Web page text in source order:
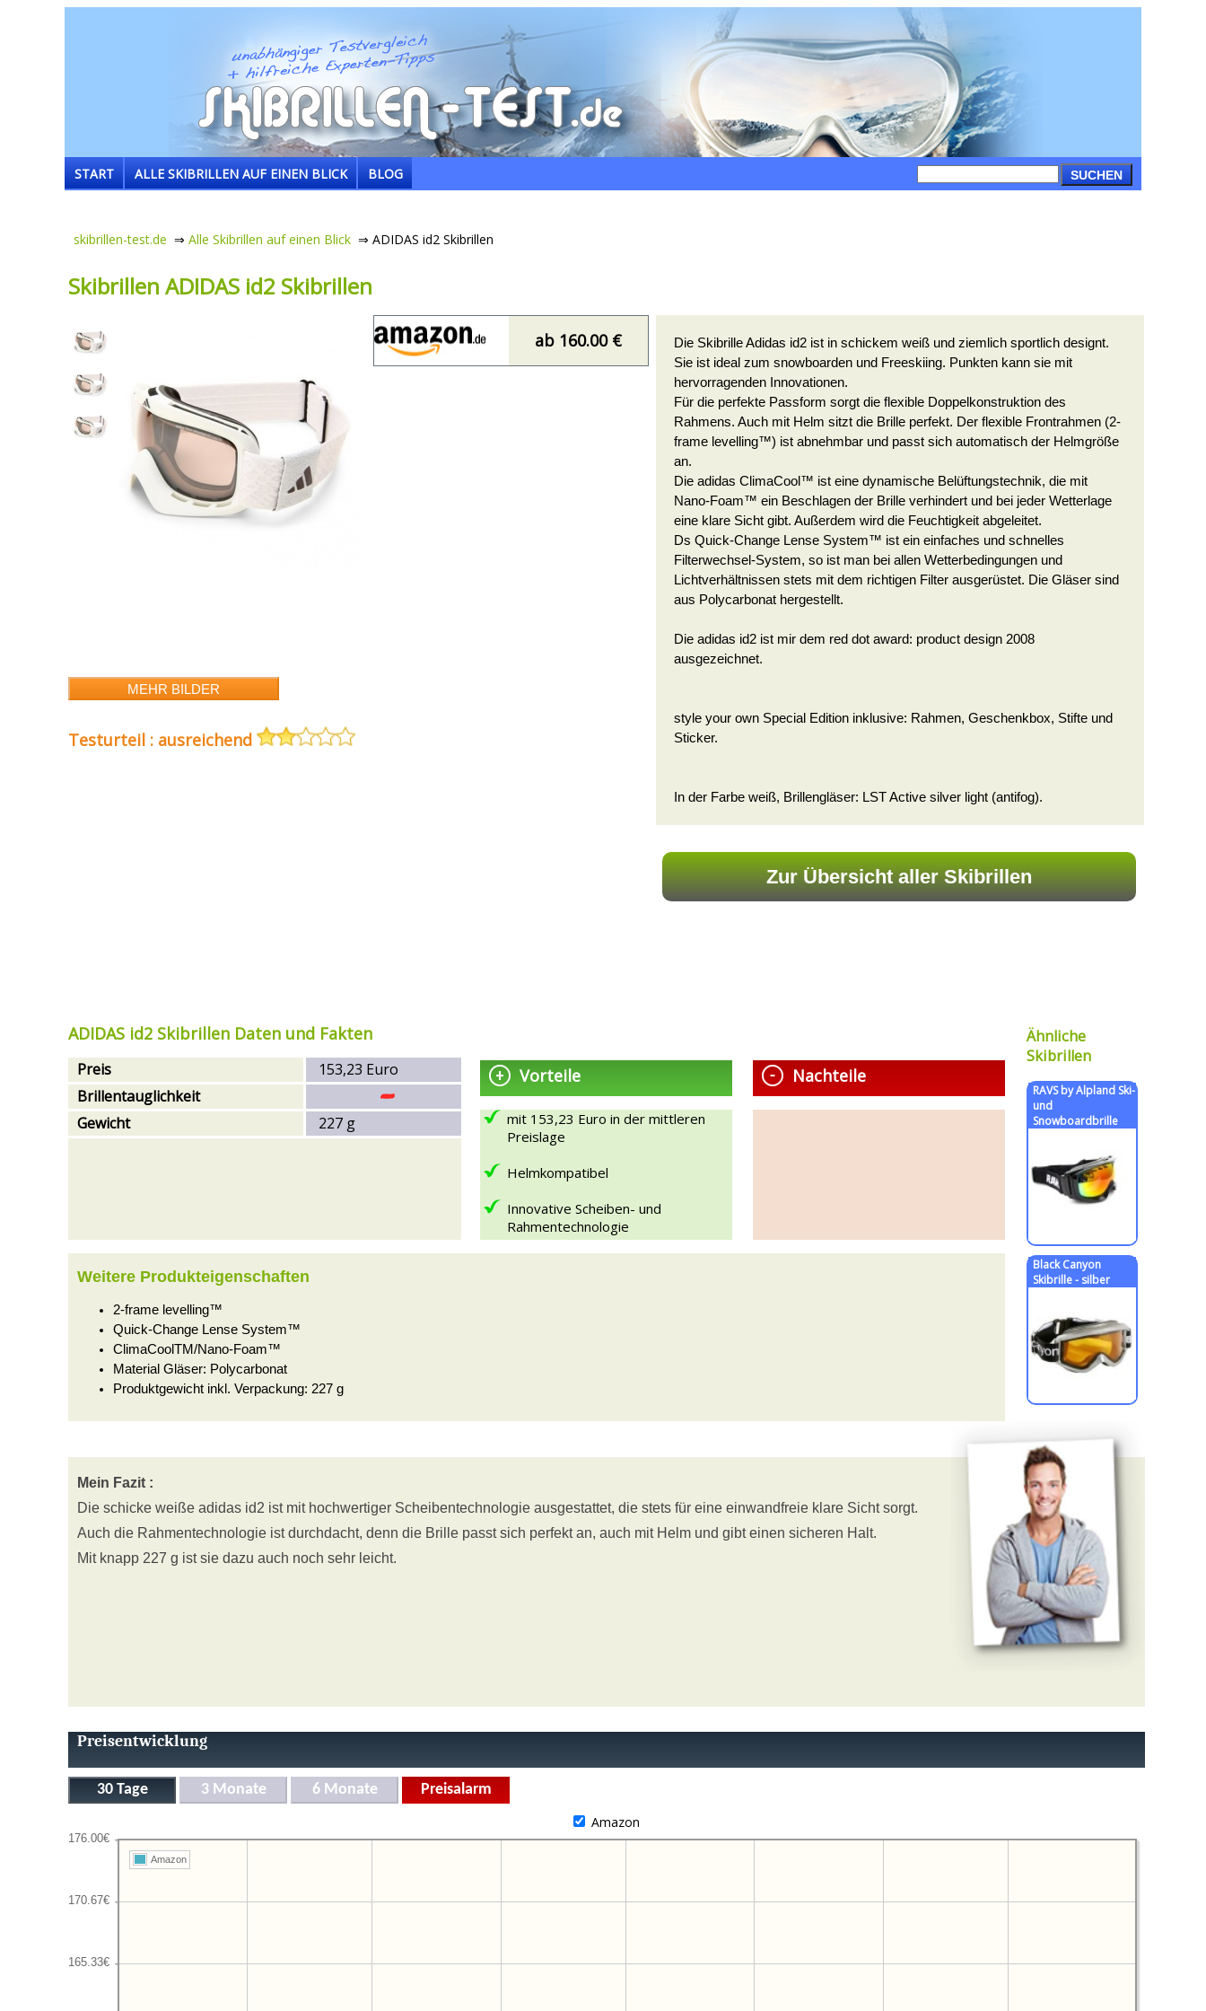
START ALLE SKIBRILLEN AUF EINEN BLICK BLOG SUCHEN
skibrillen-test.de ⇒ Alle Skibrillen auf einen Blick ⇒ ADIDAS id2 Skibrillen
Skibrillen ADIDAS id2 Skibrillen
Testurteil : ausreichend
ab 160.00 €
Die Skibrille Adidas id2 ist in schickem weiß und ziemlich sportlich designt.
Sie ist ideal zum snowboarden und Freeskiing. Punkten kann sie mit
hervorragenden Innovationen.
Für die perfekte Passform sorgt die flexible Doppelkonstruktion des
Rahmens. Auch mit Helm sitzt die Brille perfekt. Der flexible Frontrahmen (2-
frame levelling™) ist abnehmbar und passt sich automatisch der Helmgröße
an.
Die adidas ClimaCool™ ist eine dynamische Belüftungstechnik, die mit
Nano-Foam™ ein Beschlagen der Brille verhindert und bei jeder Wetterlage
eine klare Sicht gibt. Außerdem wird die Feuchtigkeit abgeleitet.
Ds Quick-Change Lense System™ ist ein einfaches und schnelles
Filterwechsel-System, so ist man bei allen Wetterbedingungen und
Lichtverhältnissen stets mit dem richtigen Filter ausgerüstet. Die Gläser sind
aus Polycarbonat hergestellt.
Die adidas id2 ist mir dem red dot award: product design 2008
ausgezeichnet.
style your own Special Edition inklusive: Rahmen, Geschenkbox, Stifte und
Sticker.
In der Farbe weiß, Brillengläser: LST Active silver light (antifog).
ADIDAS id2 Skibrillen Daten und Fakten
Preis
153,23 Euro
Brillentauglichkeit
Gewicht
227 g
Vorteile
mit 153,23 Euro in der mittleren
Preislage
Helmkompatibel
Innovative Scheiben- und
Rahmentechnologie
Nachteile
Weitere Produkteigenschaften
2-frame levelling™
Quick-Change Lense System™
ClimaCoolTM/Nano-Foam™
Material Gläser: Polycarbonat
Produktgewicht inkl. Verpackung: 227 g
Ähnliche
Skibrillen
RAVS by Alpland Ski-
und
Snowboardbrille
Black Canyon
Skibrille - silber
Mein Fazit :
Die schicke weiße adidas id2 ist mit hochwertiger Scheibentechnologie ausgestattet, die stets für eine einwandfreie klare Sicht sorgt.
Auch die Rahmentechnologie ist durchdacht, denn die Brille passt sich perfekt an, auch mit Helm und gibt einen sicheren Halt.
Mit knapp 227 g ist sie dazu auch noch sehr leicht.
Preisentwicklung
Amazon
Amazon